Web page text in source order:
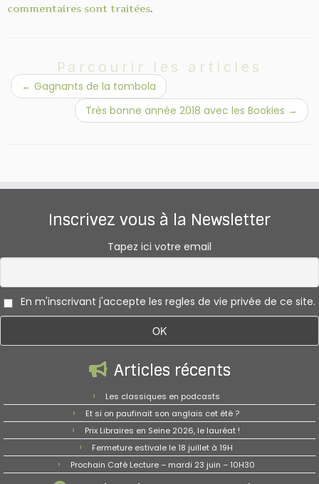
commentaires sont traitées.
Parcourir les articles
← Gagnants de la tombola
Très bonne année 2018 avec les Bookies →
Inscrivez vous à la Newsletter
Tapez ici votre email
En m'inscrivant j'accepte les regles de vie privée de ce site.
Articles récents
Les classiques en podcasts
Et si on paufinait son anglais cet été ?
Prix Libraires en Seine 2026, le lauréat !
Fermeture estivale le 18 juillet à 19H
Prochain Café Lecture – mardi 23 juin – 10H30